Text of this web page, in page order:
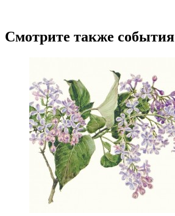
Смотрите также события